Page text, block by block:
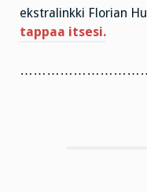
ekstralinkki Florian
tappaa itsesi.